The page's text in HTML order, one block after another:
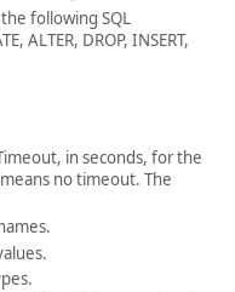
the following SQL
ALTER, DROP, INSERT,
in seconds, for the
no timeout. The